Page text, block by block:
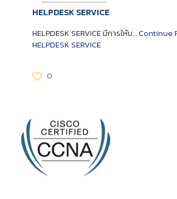
HELPDESK SERVICE
HELPDESK SERVICE มีการให้บ… Continue
HELPDESK SERVICE
0